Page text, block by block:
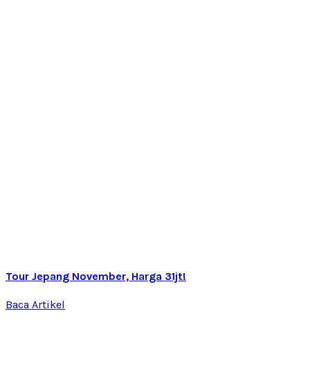
Tour Jepang November, Harga 31jt!
Baca Artikel